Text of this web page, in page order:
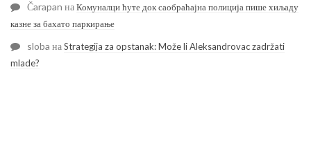
Čarapan наКомуналци ћуте док саобраћајна полиција пише хиљаду
казне за бахато паркирање
sloba наStrategija za opstanak: Može li Aleksandrovac zadržati
mlade?